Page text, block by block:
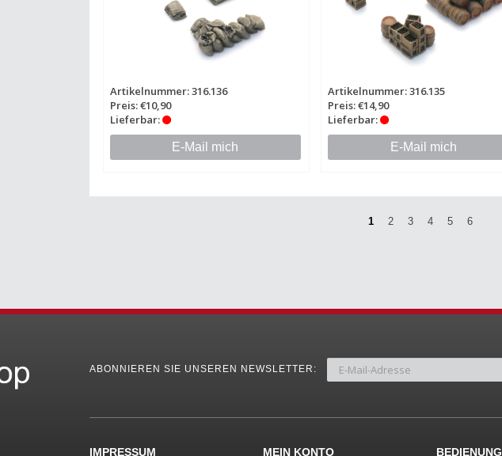
Artikelnummer: 316.136
Preis: €10,90
Lieferbar:
E-Mail mich
Artikelnummer: 316.135
Preis: €14,90
Lieferbar:
E-Mail mich
1 2 3 4 5 6
ABONNIEREN SIE UNSEREN NEWSLETTER:
IMPRESSUM MEIN KONTO BEDIENUNG